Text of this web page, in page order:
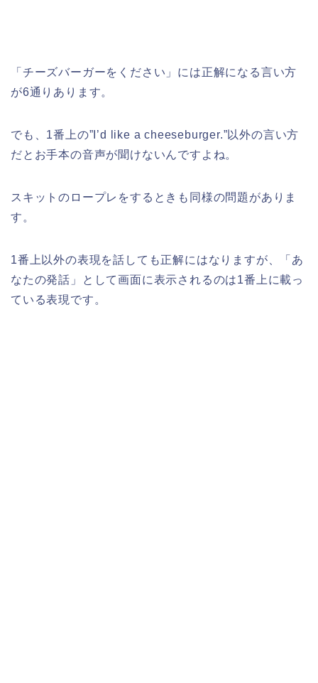
「チーズバーガーをください」には正解になる言い方
が6通りあります。
でも、1番上の”I’d like a cheeseburger.”以外の言い方
だとお手本の音声が聞けないんですよね。
スキットのロープレをするときも同様の問題がありま
す。
1番上以外の表現を話しても正解にはなりますが、「あ
なたの発話」として画面に表示されるのは1番上に載っ
ている表現です。